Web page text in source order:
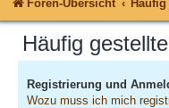
Foren-Übersicht
Häufig
Registrierung und
Wozu muss ich mich